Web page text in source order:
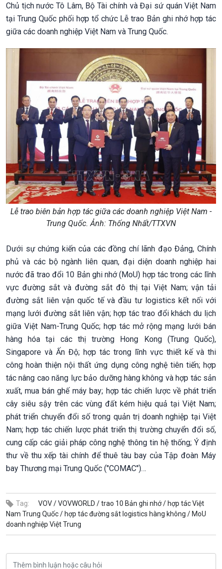
Chủ tịch nước Tô Lâm, Bộ Tài chính và Đại sứ quán Việt Nam
tại Trung Quốc phối hợp tổ chức Lễ trao Bản ghi nhớ hợp tác
giữa các doanh nghiệp Việt Nam và Trung Quốc.
Lễ trao biên bản hợp tác giữa các doanh nghiệp Việt Nam -
Trung Quốc. Ảnh: Thống Nhất/TTXVN
Dưới sự chứng kiến của các đồng chí lãnh đạo Đảng, Chính
phủ và các bộ ngành liên quan, đại diện doanh nghiệp hai
nước đã trao đổi 10 Bản ghi nhớ (MoU) hợp tác trong các lĩnh
vực đường sắt và đường sắt đô thị tại Việt Nam; vận tải
đường sắt liên vận quốc tế và đầu tư logistics kết nối với
mạng lưới đường sắt liên vận; hợp tác trao đổi khách du lịch
giữa Việt Nam-Trung Quốc; hợp tác mở rộng mạng lưới bán
hàng hóa tại các thị trường Hong Kong (Trung Quốc),
Singapore và Ấn Độ; hợp tác trong lĩnh vực thiết kế và thi
công hoàn thiện nội thất ứng dụng công nghệ tiên tiến; hợp
tác nâng cao năng lực bảo dưỡng hàng không và hợp tác sản
xuất, mua bán ghế máy bay; hợp tác chiến lược về phát triển
cây siêu sậy trên các vùng đất kém hiệu quả tại Việt Nam;
phát triển chuyển đổi số trong quản trị doanh nghiệp tại Việt
Nam; hợp tác chiến lược phát triển thị trường chuyển đổi số,
cung cấp các giải pháp công nghệ thông tin hệ thống; Ý định
thư về thu xếp tài chính để thuê tàu bay của Tập đoàn Máy
bay Thương mại Trung Quốc ("COMAC")…
Tag: VOV /VOVWORLD /trao 10 Bản ghi nhớ / hợp tác Việt
Nam Trung Quốc / hợp tác đường sắt logistics hàng không / MoU
doanh nghiệp Việt Trung